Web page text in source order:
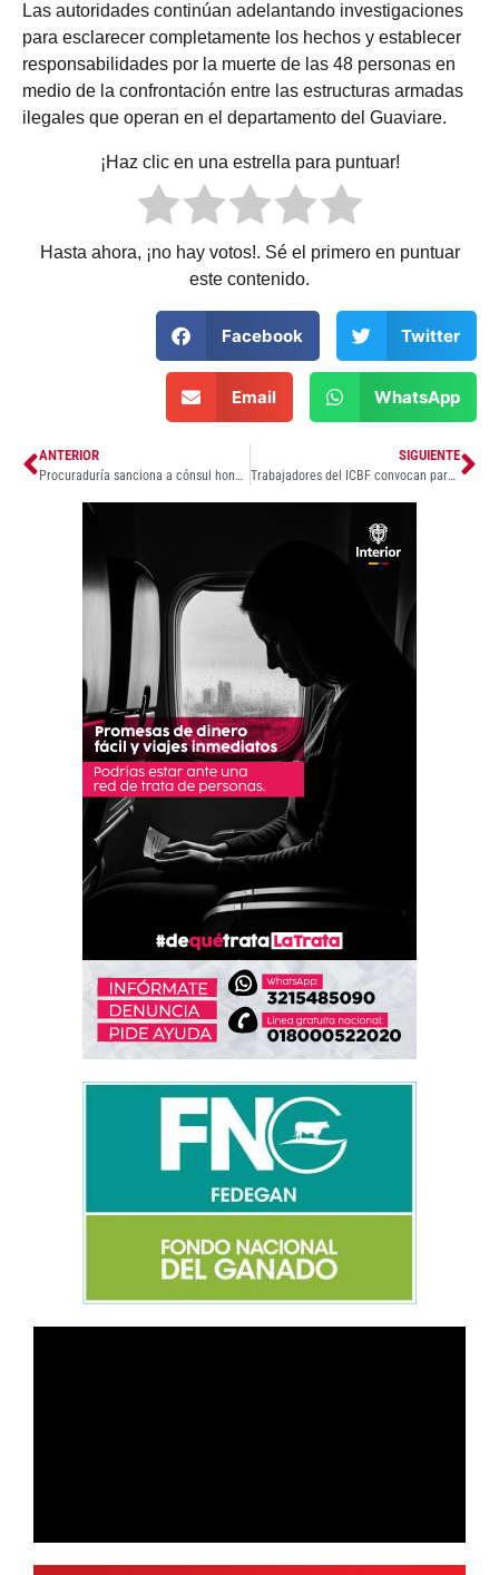
Las autoridades continúan adelantando investigaciones
para esclarecer completamente los hechos y establecer
responsabilidades por la muerte de las 48 personas en
medio de la confrontación entre las estructuras armadas
ilegales que operan en el departamento del Guaviare.
¡Haz clic en una estrella para puntuar!
Hasta ahora, ¡no hay votos!. Sé el primero en puntuar
este contenido.
Facebook Twitter
Email WhatsApp
ANTERIOR
Procuraduría sanciona a cónsul honorario de Colombia en Italia por cobro irregular a una connacional
SIGUIENTE
Trabajadores del ICBF convocan paro nacional de 48 horas por déficit presupuestal y condiciones laborales